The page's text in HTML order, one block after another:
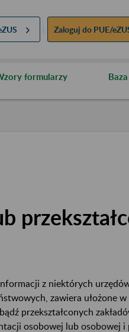
Zaloguj do PUE/
formularzy
z niektórych
zawiera ułożone w
przekształconych
osobowej lub osobowej i